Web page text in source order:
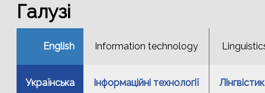
Галузі
English Information technology
Українська Інформаційні технології